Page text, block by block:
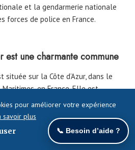
et la gendarmerie nationale
forces de police en France.
une charmante commune
sur la Côte d’Azur, dans le
en France. Elle est
offrant ainsi un emplacement
sur la mer Méditerranée.
également de magnifiques
pour améliorer votre expérience
savoir plus
📞 Besoin d’aide ?